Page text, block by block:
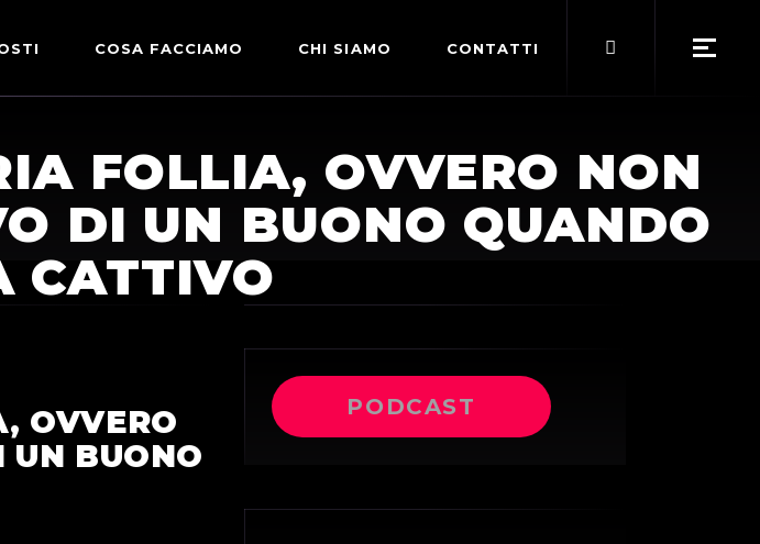
EXPRESS
COSA FACCIAMO CHI SIAMO
TERMINI DI SERVIZIO
CONTATTI
FOLLIA, OVVERO NON
DI UN BUONO QUANDO
CATTIVO
OVVERO
UN BUONO
PODCAST